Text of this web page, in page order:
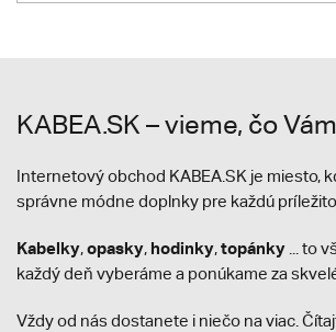
KABEA.SK – vieme, čo
Internetový obchod KABEA.SK je miesto,
správne módne doplnky pre každú
Kabelky,opasky, hodinky,topánky ... to
každý deň vyberáme a ponúkame za
Vždy od nás dostanete i niečo na viac.